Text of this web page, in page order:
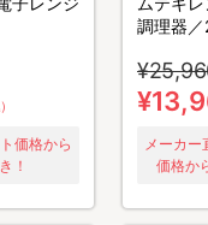
価格から
！
調理器／
メーカー
価格か